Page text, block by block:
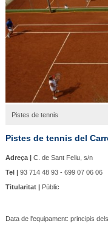
Pistes de tennis
Pistes de tennis del
Adreça |C. de Sant Feliu, s/n
Tel |93 714 48 93 - 699 07 06 06
Titularitat |Públic
Data de l'equipament: principis